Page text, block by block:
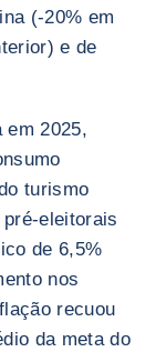
(-20% em
e de
em 2025,
turismo
eleitorais
de 6,5%
nos
recuou
da meta do